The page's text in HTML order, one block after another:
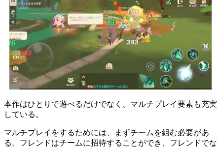
本作はひとりで遊べるだけでなく、 マルチプレイ要素も充実
している。
マルチプレイをするためには、まずチームを組む必要があ
る。フレンドはチームに招待することができ、フレンドでな